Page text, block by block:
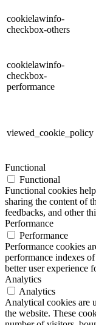
cookielawinfo-
checkbox-others
cookielawinfo-
checkbox-
performance
viewed_cookie_policy
Functional
Functional
Functional cookies
sharing the content of
feedbacks, and other
Performance
Performance
Performance cookies
performance indexes
better user experience
Analytics
Analytics
Analytical cookies are
the website. These